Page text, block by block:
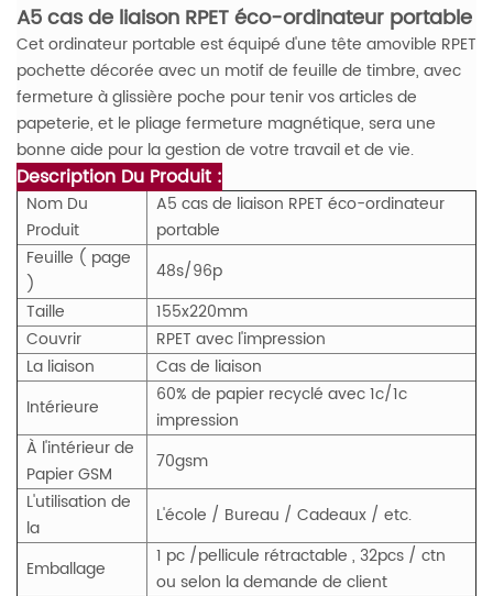
A5 cas de liaison RPET éco-ordinateur portable
Cet ordinateur portable est équipé d'une tête amovible RPET
pochette décorée avec un motif de feuille de timbre, avec
fermeture à glissière poche pour tenir vos articles de
papeterie, et le pliage fermeture magnétique, sera une
bonne aide pour la gestion de votre travail et de vie.
Description Du Produit :
Nom Du
Produit
A5 cas de liaison RPET éco-ordinateur
portable
Feuille ( page
)
48s/96p
Taille
155x220mm
Couvrir
RPET avec l'impression
La liaison
Cas de liaison
Intérieure
60% de papier recyclé avec 1c/1c
impression
À l'intérieur de
Papier GSM
70gsm
L'utilisation de
la
L'école / Bureau / Cadeaux / etc.
Emballage
1 pc /pellicule rétractable , 32pcs / ctn
ou selon la demande de client